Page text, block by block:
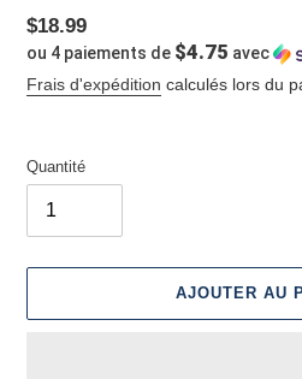
Prix
normal
$18.99
ou 4 paiements de $4.75 avec
Frais d'expédition calculés lors du
Quantité
AJOUTER AU